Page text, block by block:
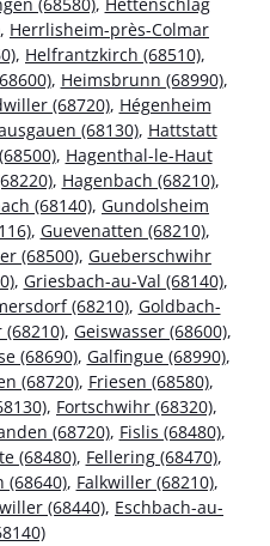
, Herrlisheim-près-Colmar
, Helfrantzkirch (68510),
, Heimsbrunn (68990),
(68720), Hégenheim
(68130), Hattstatt
, Hagenthal-le-Haut
, Hagenbach (68210),
(68140), Gundolsheim
, Guevenatten (68210),
(68500), Gueberschwihr
, Griesbach-au-Val (68140),
(68210), Goldbach-
, Geiswasser (68600),
(68690), Galfingue (68990),
(68720), Friesen (68580),
, Fortschwihr (68320),
(68720), Fislis (68480),
(68480), Fellering (68470),
(68640), Falkwiller (68210),
(68440), Eschbach-au-